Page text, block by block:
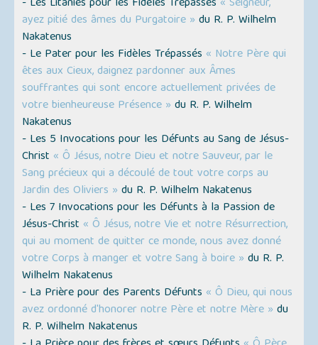
ayez pitié des âmes du Purgatoire » du R. P. Wilhelm
Nakatenus
- Le Pater pour les Fidèles Trépassés « Notre Père qui
êtes aux Cieux, daignez pardonner aux Âmes
souffrantes qui sont encore actuellement privées de
votre bienheureuse Présence » du R. P. Wilhelm
Nakatenus
- Les 5 Invocations pour les Défunts au Sang de Jésus-
Christ « Ô Jésus, notre Dieu et notre Sauveur, par le
Sang précieux qui a découlé de tout votre corps au
Jardin des Oliviers » du R. P. Wilhelm Nakatenus
- Les 7 Invocations pour les Défunts à la Passion de
Jésus-Christ « Ô Jésus, notre Vie et notre Résurrection,
qui au moment de quitter ce monde, nous avez donné
votre Corps à manger et votre Sang à boire » du R. P.
Wilhelm Nakatenus
- La Prière pour des Parents Défunts « Ô Dieu, qui nous
avez ordonné d'honorer notre Père et notre Mère » du
R. P. Wilhelm Nakatenus